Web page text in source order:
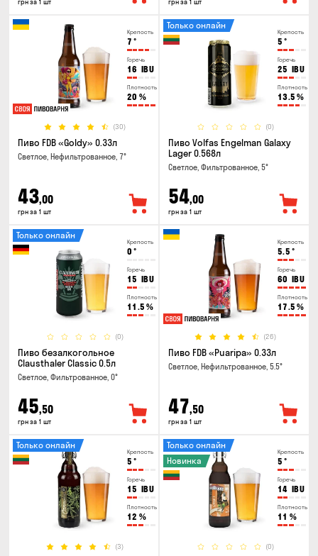
грн за 1 шт грн за 1 шт
Крепость
7 °
Горечь
16 IBU
Плотность
20 %
(30)
Пиво FDB «Goldy» 0.33л
Светлое, Нефильтрованное, 7°
43,00
грн за 1 шт
Крепость
5 °
Горечь
25 IBU
Плотность
13.5 %
(0)
Только онлайн
Пиво Volfas Engelman Galaxy
Lager 0.568л
Светлое, Фильтрованное, 5°
54,00
грн за 1 шт
Крепость
0 °
Горечь
15 IBU
Плотность
11.5 %
(0)
Только онлайн
Пиво безалкогольное
Clausthaler Classic 0.5л
Светлое, Фильтрованное, 0°
45,50
грн за 1 шт
Крепость
5.5 °
Горечь
60 IBU
Плотность
17.5 %
(26)
Пиво FDB «Puaripa» 0.33л
Светлое, Нефильтрованное, 5.5°
47,50
грн за 1 шт
Крепость
5 °
Горечь
15 IBU
Плотность
12 %
(3)
Только онлайн
Крепость
5 °
Горечь
14 IBU
Плотность
11 %
(0)
Только онлайн
Новинка